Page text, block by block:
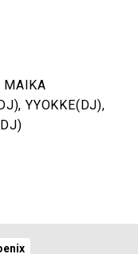
MAIKA
YYOKKE(DJ),